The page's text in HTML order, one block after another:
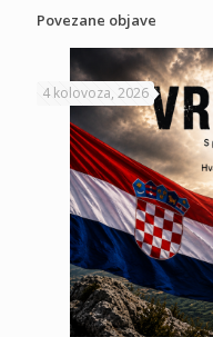
Povezane objave
4 kolovoza, 2026